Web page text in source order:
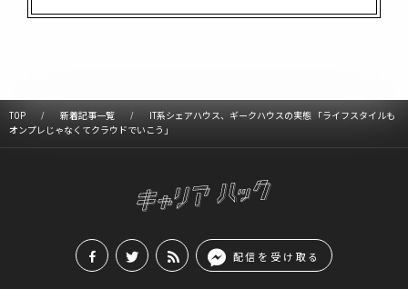
TOP 新着記事一覧
IT系シェアハウス、ギークハウスの実態 「ライフスタイルも
オンプレじゃなくてクラウドでいこう」
配信を受け取る